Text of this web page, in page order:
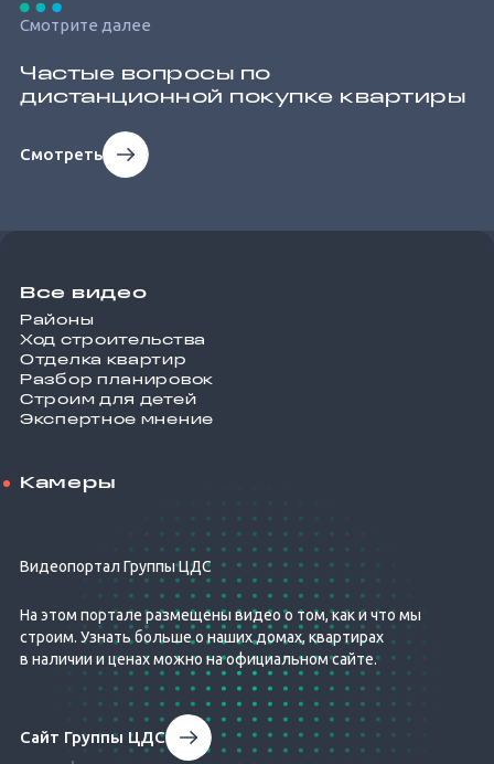
Смотрите далее
Частые вопросы по
дистанционной покупке квартиры
Смотреть
Все видео
Районы
Ход строительства
Отделка квартир
Разбор планировок
Строим для детей
Экспертное мнение
Камеры
Видеопортал Группы ЦДС
На этом портале размещены видео о том, как и что мы
строим. Узнать больше о наших домах, квартирах
в наличии и ценах можно на официальном сайте.
Сайт Группы ЦДС